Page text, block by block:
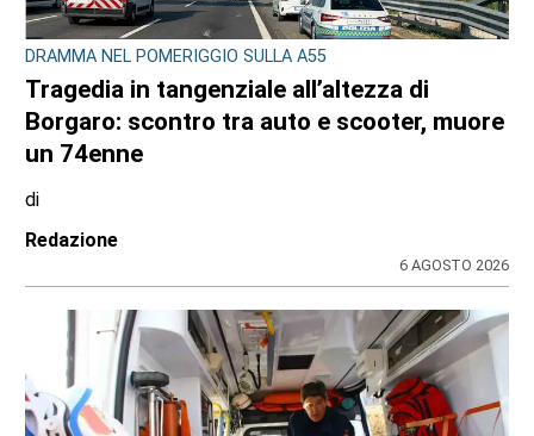
DRAMMA NEL POMERIGGIO SULLA A55
Tragedia in tangenziale all’altezza di
Borgaro: scontro tra auto e scooter, muore
un 74enne
di
Redazione
6 AGOSTO 2026